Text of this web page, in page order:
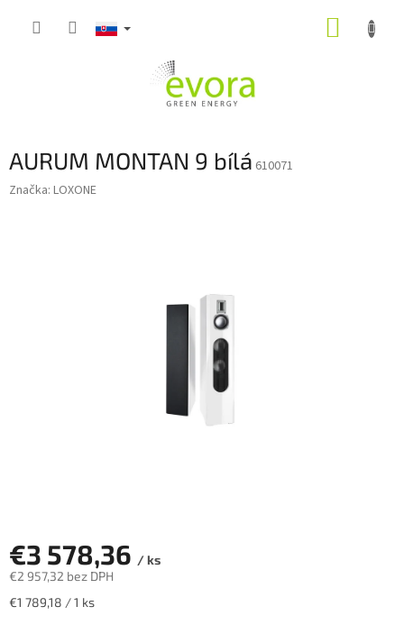
AURUM MONTAN 9 bílá 610071
Značka: LOXONE
€3 578,36 / ks
€2 957,32 bez DPH
Jednotková
€1 789,18 / 1 ks